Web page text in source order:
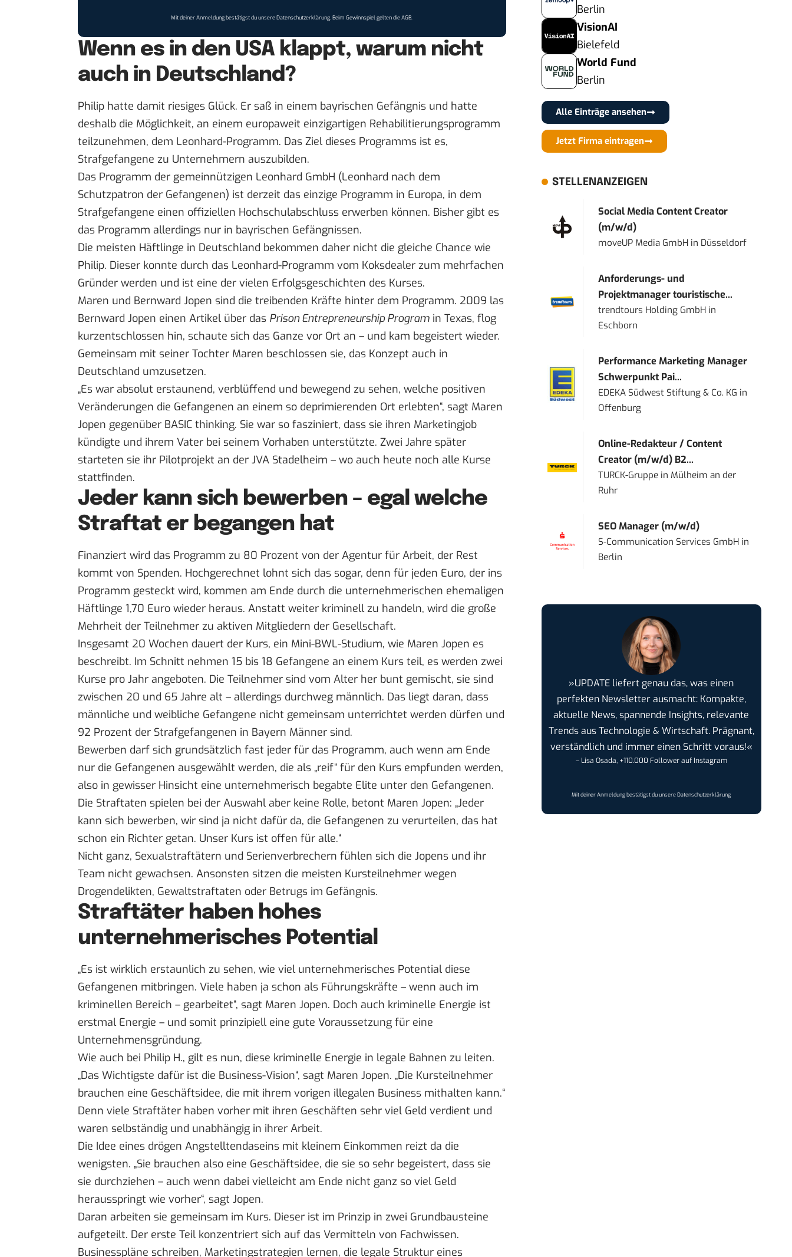
Mit deiner Anmeldung bestätigst du unsereDatenschutzerklärung. Beim Gewinnspiel gelten dieAGB.
Wenn es in den USA klappt, warum nicht
auch in Deutschland?
Philip hatte damit riesiges Glück. Er saß in einem bayrischen Gefängnis und hatte
deshalb die Möglichkeit, an einem europaweit einzigartigen Rehabilitierungsprogramm
teilzunehmen, dem Leonhard-Programm. Das Ziel dieses Programms ist es,
Strafgefangene zu Unternehmern auszubilden.
Das Programm der gemeinnützigen Leonhard GmbH (Leonhard nach dem
Schutzpatron der Gefangenen) ist derzeit das einzige Programm in Europa, in dem
Strafgefangene einen offiziellen Hochschulabschluss erwerben können. Bisher gibt es
das Programm allerdings nur in bayrischen Gefängnissen.
Die meisten Häftlinge in Deutschland bekommen daher nicht die gleiche Chance wie
Philip. Dieser konnte durch das Leonhard-Programm vom Koksdealer zum mehrfachen
Gründer werden und ist eine der vielen Erfolgsgeschichten des Kurses.
Maren und Bernward Jopen sind die treibenden Kräfte hinter dem Programm. 2009 las
Bernward Jopen einen Artikel über das Prison Entrepreneurship Program in Texas, flog
kurzentschlossen hin, schaute sich das Ganze vor Ort an – und kam begeistert wieder.
Gemeinsam mit seiner Tochter Maren beschlossen sie, das Konzept auch in
Deutschland umzusetzen.
„Es war absolut erstaunend, verblüffend und bewegend zu sehen, welche positiven
Veränderungen die Gefangenen an einem so deprimierenden Ort erlebten“, sagt Maren
Jopen gegenüber BASIC thinking. Sie war so fasziniert, dass sie ihren Marketingjob
kündigte und ihrem Vater bei seinem Vorhaben unterstützte. Zwei Jahre später
starteten sie ihr Pilotprojekt an der JVA Stadelheim – wo auch heute noch alle Kurse
stattfinden.
Jeder kann sich bewerben – egal welche
Straftat er begangen hat
Finanziert wird das Programm zu 80 Prozent von der Agentur für Arbeit, der Rest
kommt von Spenden. Hochgerechnet lohnt sich das sogar, denn für jeden Euro, der ins
Programm gesteckt wird, kommen am Ende durch die unternehmerischen ehemaligen
Häftlinge 1,70 Euro wieder heraus. Anstatt weiter kriminell zu handeln, wird die große
Mehrheit der Teilnehmer zu aktiven Mitgliedern der Gesellschaft.
Insgesamt 20 Wochen dauert der Kurs, ein Mini-BWL-Studium, wie Maren Jopen es
beschreibt. Im Schnitt nehmen 15 bis 18 Gefangene an einem Kurs teil, es werden zwei
Kurse pro Jahr angeboten. Die Teilnehmer sind vom Alter her bunt gemischt, sie sind
zwischen 20 und 65 Jahre alt – allerdings durchweg männlich. Das liegt daran, dass
männliche und weibliche Gefangene nicht gemeinsam unterrichtet werden dürfen und
92 Prozent der Strafgefangenen in Bayern Männer sind.
Bewerben darf sich grundsätzlich fast jeder für das Programm, auch wenn am Ende
nur die Gefangenen ausgewählt werden, die als „reif“ für den Kurs empfunden werden,
also in gewisser Hinsicht eine unternehmerisch begabte Elite unter den Gefangenen.
Die Straftaten spielen bei der Auswahl aber keine Rolle, betont Maren Jopen: „Jeder
kann sich bewerben, wir sind ja nicht dafür da, die Gefangenen zu verurteilen, das hat
schon ein Richter getan. Unser Kurs ist offen für alle.“
Nicht ganz, Sexualstraftätern und Serienverbrechern fühlen sich die Jopens und ihr
Team nicht gewachsen. Ansonsten sitzen die meisten Kursteilnehmer wegen
Drogendelikten, Gewaltstraftaten oder Betrugs im Gefängnis.
Straftäter haben hohes
unternehmerisches Potential
„Es ist wirklich erstaunlich zu sehen, wie viel unternehmerisches Potential diese
Gefangenen mitbringen. Viele haben ja schon als Führungskräfte – wenn auch im
kriminellen Bereich – gearbeitet“, sagt Maren Jopen. Doch auch kriminelle Energie ist
erstmal Energie – und somit prinzipiell eine gute Voraussetzung für eine
Unternehmensgründung.
Wie auch bei Philip H., gilt es nun, diese kriminelle Energie in legale Bahnen zu leiten.
„Das Wichtigste dafür ist die Business-Vision“, sagt Maren Jopen. „Die Kursteilnehmer
brauchen eine Geschäftsidee, die mit ihrem vorigen illegalen Business mithalten kann.“
Denn viele Straftäter haben vorher mit ihren Geschäften sehr viel Geld verdient und
waren selbständig und unabhängig in ihrer Arbeit.
Die Idee eines drögen Angstelltendaseins mit kleinem Einkommen reizt da die
wenigsten. „Sie brauchen also eine Geschäftsidee, die sie so sehr begeistert, dass sie
sie durchziehen – auch wenn dabei vielleicht am Ende nicht ganz so viel Geld
herausspringt wie vorher“, sagt Jopen.
Daran arbeiten sie gemeinsam im Kurs. Dieser ist im Prinzip in zwei Grundbausteine
aufgeteilt. Der erste Teil konzentriert sich auf das Vermitteln von Fachwissen.
Businesspläne schreiben, Marketingstrategien lernen, die legale Struktur eines
Berlin
VisionAI
Bielefeld
World Fund
Berlin
Alle Einträge ansehen
Jetzt Firma eintragen
STELLENANZEIGEN
Social Media Content Creator
(m/w/d)
moveUP Media GmbH in Düsseldorf
Anforderungs- und
Projektmanager touristische...
trendtours Holding GmbH in
Eschborn
Performance Marketing Manager
Schwerpunkt Pai...
EDEKA Südwest Stiftung & Co. KG in
Offenburg
Online-Redakteur / Content
Creator (m/w/d) B2...
TURCK-Gruppe in Mülheim an der
Ruhr
SEO Manager (m/w/d)
S-Communication Services GmbH in
Berlin
»UPDATE liefert genau das, was einen
perfekten Newsletter ausmacht: Kompakte,
aktuelle News, spannende Insights, relevante
Trends aus Technologie & Wirtschaft. Prägnant,
verständlich und immer einen Schritt voraus!«
– Lisa Osada, +110.000 Follower auf Instagram
Mit deiner Anmeldung bestätigst du unsereDatenschutzerklärung